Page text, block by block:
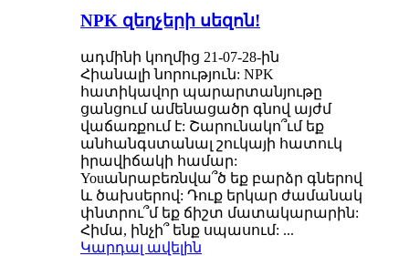
NPK զեղչերի սեզոն!
ադմինի կողմից 21-07-28-ին
Հիանալի նորություն: NPK
հատիկավոր պարարտանյութը
ցանցում ամենացածր գնով այժմ
վաճառքում է: Շարունակո՞ւմ եք
անհանգստանալ շուկայի հատուկ
իրավիճակի համար:
Youանրաբեռնվա՞ծ եք բարձր գներով
և ծախսերով: Դուք երկար ժամանակ
փնտրու՞մ եք ճիշտ մատակարարին:
Հիմա, ինչի՞ ենք սպասում: ...
Կարդալ ավելին